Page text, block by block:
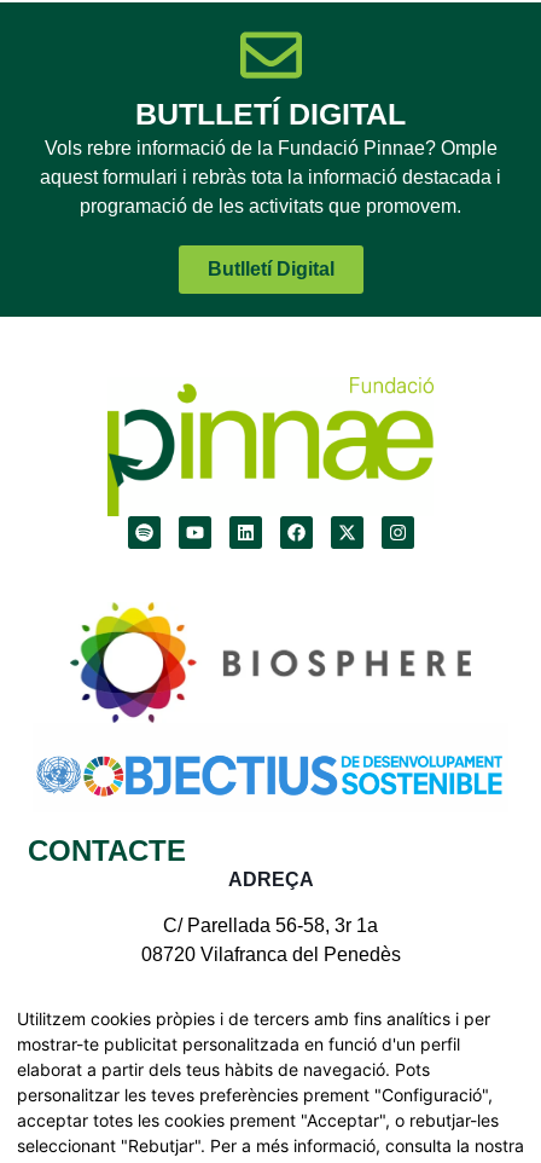
BUTLLETÍ DIGITAL
Vols rebre informació de la Fundació Pinnae? Omple
aquest formulari i rebràs tota la informació destacada i
programació de les activitats que promovem.
Butlletí Digital
CONTACTE
ADREÇA
C/ Parellada 56-58, 3r 1a
08720 Vilafranca del Penedès
Tots els drets reservats | © Pinnae 2026
Utilitzem cookies pròpies i de tercers amb fins analítics i per
mostrar-te publicitat personalitzada en funció d'un perfil
elaborat a partir dels teus hàbits de navegació. Pots
personalitzar les teves preferències prement "Configuració",
acceptar totes les cookies prement "Acceptar", o rebutjar-les
seleccionant "Rebutjar". Per a més informació, consulta la nostra